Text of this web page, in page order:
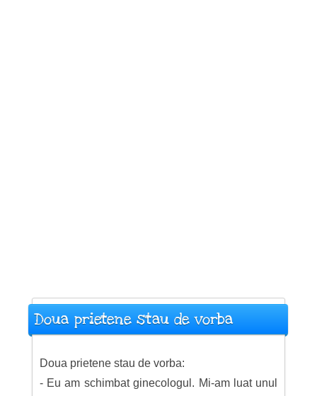
Doua prietene stau de vorba
Doua prietene stau de vorba:
- Eu am schimbat ginecologul. Mi-am luat unul